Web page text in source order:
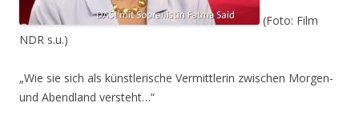
(Foto: Film
NDR s.u.)
„Wie sie sich als künstlerische Vermittlerin zwischen Morgen-
und Abendland versteht…“